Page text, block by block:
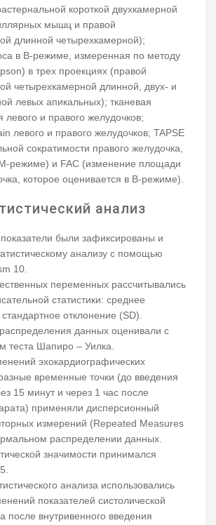
короткой двухкамерной
мышц и правой
длинной четырехкамерной);
в В-режиме, измеренная по методу
в трех проекциях (правой
четырехкамерной длинной, двух- и
левых апикальных); тканевая
и правого желудочков;
левого и правого желудочков; TAPSE
сократимости правого желудочка,
режиме) и FAC (изменение площади
которое оценивается в В-режиме).
анализ
были зафиксированы и
анализу с помощью
10.
переменных рассчитывались
статистики: среднее
отклонение (SD).
данных оценивали с
теста Шапиро – Уилка.
эхокардиографических
временные точки (до введения
15 минут и через 1 час после
применяли дисперсионный
измерений (Repeated Measures
распределении данных.
значимости принимался
анализа использовались
показателей систолической
после внутривенного введения